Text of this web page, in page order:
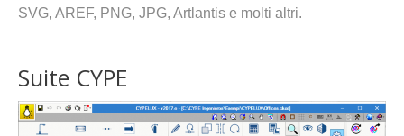
SVG, AREF, PNG, JPG, Artlantis e molti altri.
Suite CYPE